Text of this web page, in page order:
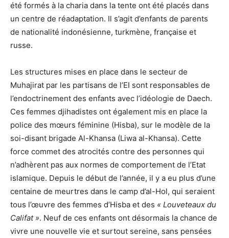
été formés à la charia dans la tente ont été placés dans
un centre de réadaptation. Il s’agit d’enfants de parents
de nationalité indonésienne, turkmène, française et
russe.
Les structures mises en place dans le secteur de
Muhajirat par les partisans de l’EI sont responsables de
l’endoctrinement des enfants avec l’idéologie de Daech.
Ces femmes djihadistes ont également mis en place la
police des mœurs féminine (Hisba), sur le modèle de la
soi-disant brigade Al-Khansa (Liwa al-Khansa). Cette
force commet des atrocités contre des personnes qui
n’adhèrent pas aux normes de comportement de l’Etat
islamique. Depuis le début de l’année, il y a eu plus d’une
centaine de meurtres dans le camp d’al-Hol, qui seraient
tous l’œuvre des femmes d’Hisba et des « Louveteaux du
Califat ». Neuf de ces enfants ont désormais la chance de
vivre une nouvelle vie et surtout sereine, sans pensées